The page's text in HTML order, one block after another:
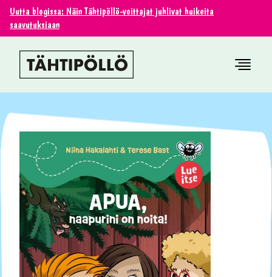
Uutta blogissa: Näin Tähtipöllö-voittajat juhlivat huikeita
saavutuksiaan